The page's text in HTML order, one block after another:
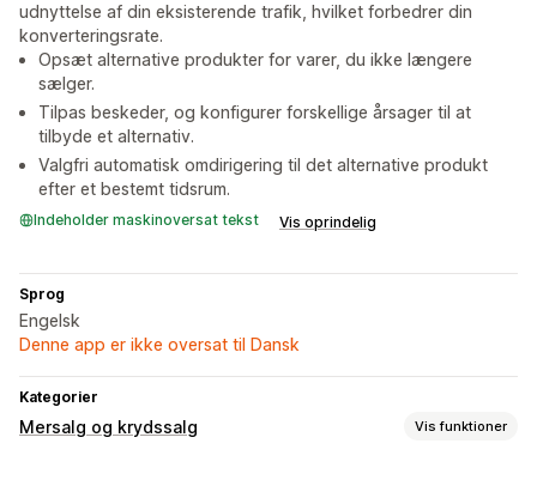
udnyttelse af din eksisterende trafik, hvilket forbedrer din
konverteringsrate.
Opsæt alternative produkter for varer, du ikke længere
sælger.
Tilpas beskeder, og konfigurer forskellige årsager til at
tilbyde et alternativ.
Valgfri automatisk omdirigering til det alternative produkt
efter et bestemt tidsrum.
Indeholder maskinoversat tekst Vis oprindelig
Sprog
Engelsk
Denne app er ikke oversat til Dansk
Kategorier
Mersalg og krydssalg Vis funktioner